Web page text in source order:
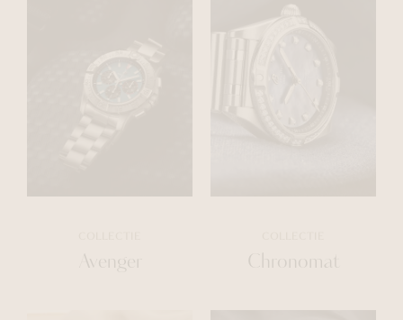
Avenger Chronomat